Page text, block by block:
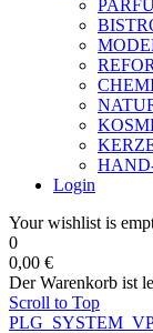
Login
Your wishlist is
0
0,00 €
Der Warenkorb ist
Scroll to Top